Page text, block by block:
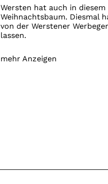
Wersten hat auch in
Weihnachtsbaum. Diesmal
von der Werstener
lassen.
mehr Anzeigen